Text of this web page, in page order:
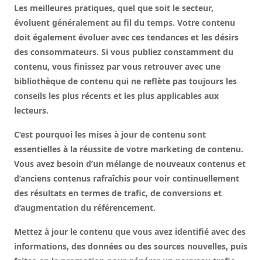
Les meilleures pratiques, quel que soit le secteur,
évoluent généralement au fil du temps. Votre contenu
doit également évoluer avec ces tendances et les désirs
des consommateurs. Si vous publiez constamment du
contenu, vous finissez par vous retrouver avec une
bibliothèque de contenu qui ne reflète pas toujours les
conseils les plus récents et les plus applicables aux
lecteurs.
C’est pourquoi les mises à jour de contenu sont
essentielles à la réussite de votre marketing de contenu.
Vous avez besoin d’un mélange de nouveaux contenus et
d’anciens contenus rafraîchis pour voir continuellement
des résultats en termes de trafic, de conversions et
d’augmentation du référencement.
Mettez à jour le contenu que vous avez identifié avec des
informations, des données ou des sources nouvelles, puis